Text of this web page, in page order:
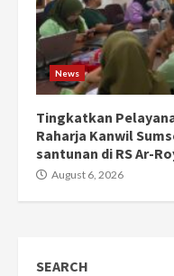
News
Tingkatkan
Raharja Kanwil
santunan di RS Ar-
August 6, 2026
SEARCH